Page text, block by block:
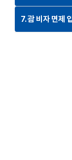
7. 괌 비자 면제